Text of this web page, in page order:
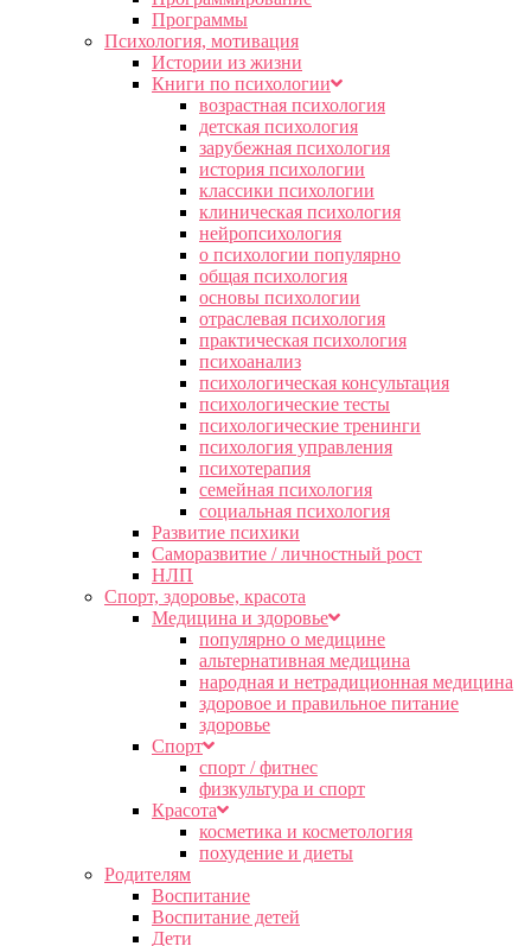
Программы
Психология, мотивация
Истории из жизни
Книги по психологии
возрастная психология
детская психология
зарубежная психология
история психологии
классики психологии
клиническая психология
нейропсихология
о психологии популярно
общая психология
основы психологии
отраслевая психология
практическая психология
психоанализ
психологическая консультация
психологические тесты
психологические тренинги
психология управления
психотерапия
семейная психология
социальная психология
Развитие психики
Саморазвитие / личностный рост
НЛП
Спорт, здоровье, красота
Медицина и здоровье
популярно о медицине
альтернативная медицина
народная и нетрадиционная медицина
здоровое и правильное питание
здоровье
Спорт
спорт / фитнес
физкультура и спорт
Красота
косметика и косметология
похудение и диеты
Родителям
Воспитание
Воспитание детей
Дети